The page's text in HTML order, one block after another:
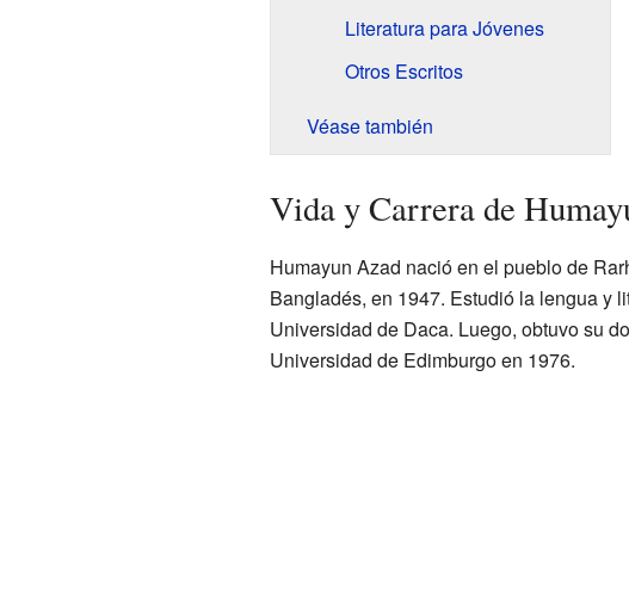
Literatura para Jóvenes
Otros Escritos
Véase también
Vida y Carrera de
Humayun Azad nació en el pueblo de
Bangladés, en 1947. Estudió la lengua y
Universidad de Daca. Luego, obtuvo su
Universidad de Edimburgo en 1976.